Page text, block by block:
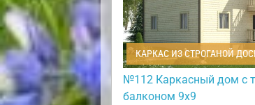
КАРКАС ИЗ СТРОГАНОЙ
№112 Каркасный дом с
балконом 9х9